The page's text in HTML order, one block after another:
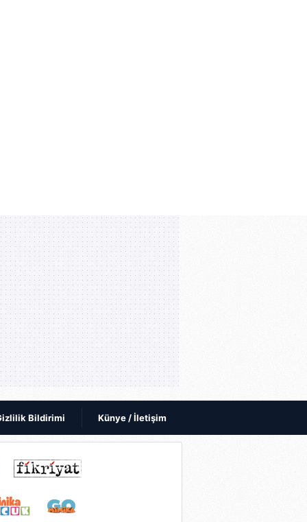
Bildirimi Künye / İletişim